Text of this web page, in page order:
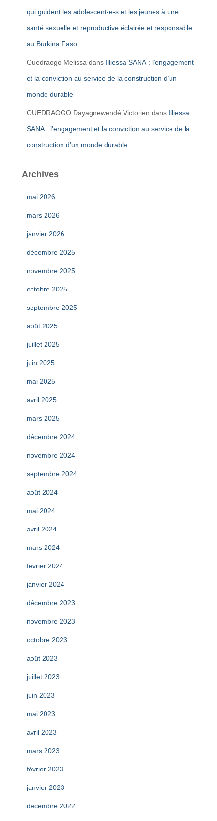
qui guident les adolescent-e-s et les jeunes à une
santé sexuelle et reproductive éclairée et responsable
au Burkina Faso
Ouedraogo Melissa dans Illiessa SANA : l’engagement
et la conviction au service de la construction d’un
monde durable
OUEDRAOGO Dayagnewendé Victorien dans Illiessa
SANA : l’engagement et la conviction au service de la
construction d’un monde durable
Archives
mai 2026
mars 2026
janvier 2026
décembre 2025
novembre 2025
octobre 2025
septembre 2025
août 2025
juillet 2025
juin 2025
mai 2025
avril 2025
mars 2025
décembre 2024
novembre 2024
septembre 2024
août 2024
mai 2024
avril 2024
mars 2024
février 2024
janvier 2024
décembre 2023
novembre 2023
octobre 2023
août 2023
juillet 2023
juin 2023
mai 2023
avril 2023
mars 2023
février 2023
janvier 2023
décembre 2022